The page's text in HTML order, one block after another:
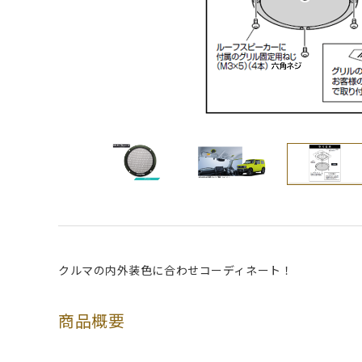
クルマの内外装色に合わせコーディネート！
商品概要